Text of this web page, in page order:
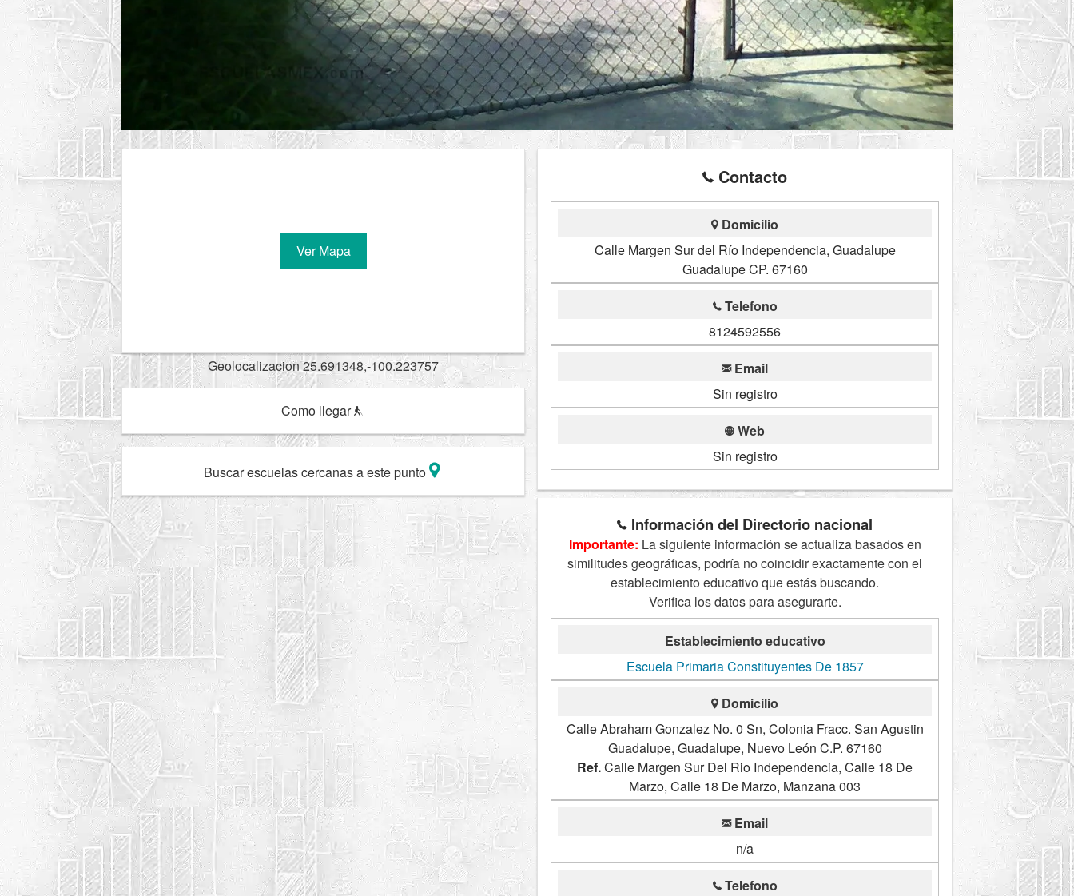
Ver Mapa
Geolocalizacion 25.691348,-100.223757
Como llegar
Buscar escuelas cercanas a este punto
Contacto
Domicilio
Calle Margen Sur del Río Independencia, Guadalupe
Guadalupe CP. 67160
Telefono
8124592556
Email
Sin registro
Web
Sin registro
Información del Directorio nacional
Importante: La siguiente información se actualiza basados en
similitudes geográficas, podría no coincidir exactamente con el
establecimiento educativo que estás buscando.
Verifica los datos para asegurarte.
Establecimiento educativo
Escuela Primaria Constituyentes De 1857
Domicilio
Calle Abraham Gonzalez No. 0 Sn, Colonia Fracc. San Agustin
Guadalupe, Guadalupe, Nuevo León C.P. 67160
Ref.Calle Margen Sur Del Rio Independencia, Calle 18 De
Marzo, Calle 18 De Marzo, Manzana 003
Email
n/a
Telefono